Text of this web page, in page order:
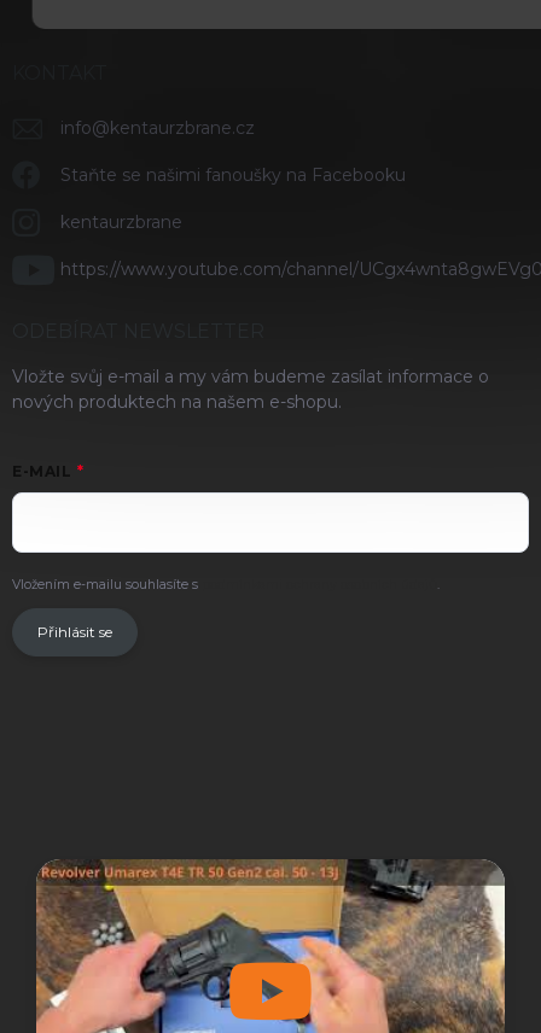
info@kentaurzbrane.cz
Staňte se našimi fanoušky na Facebooku
kentaurzbrane
https://www.youtube.com/channel/
Vložte svůj e-mail a my vám budeme zasílat informace o
nových produktech na našem e-shopu.
E-MAIL
Vložením e-mailu souhlasíte s .
Přihlásit se